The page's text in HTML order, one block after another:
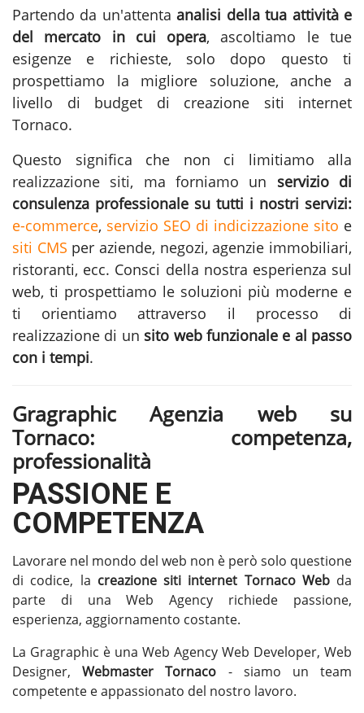
Partendo da un'attentaanalisi della tua attività e
del mercato in cui opera, ascoltiamo le tue
esigenze e richieste, solo dopo questo ti
prospettiamo la migliore soluzione, anche a
livello di budget di creazione siti internet
Tornaco.
Questo significa che non ci limitiamo alla
realizzazione siti, ma forniamo un servizio di
consulenza professionale su tutti i nostri servizi:
e-commerce, servizio SEO di indicizzazione sito e
siti CMS per aziende, negozi, agenzie immobiliari,
ristoranti, ecc. Consci della nostra esperienza sul
web, ti prospettiamo le soluzioni più moderne e
ti orientiamo attraverso il processo di
realizzazione di un sito web funzionale e al passo
con i tempi.
Gragraphic Agenzia web su
Tornaco: competenza,
professionalità
PASSIONE E
COMPETENZA
Lavorare nel mondo del web non è però solo questione
di codice, la creazione siti internet TornacoWebda
parte di una Web Agency richiede passione,
esperienza, aggiornamento costante.
La Gragraphic è una Web Agency Web Developer, Web
Designer,Webmaster Tornaco - siamo un team
competente e appassionato del nostro lavoro.